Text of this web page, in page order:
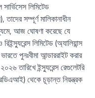
লিমিটেড
সম্পূর্ণ মালিকানাধীন
আজ ঘোষণা করেছে যে
লিমিটেড (অ্যালিয়ান্স
পুনঃবীমা আন্ডাররাইট করার
তারিখে ইন্স্যুরেন্স রেগুলেটরি
থেকে চূড়ান্ত নিয়ন্ত্রক